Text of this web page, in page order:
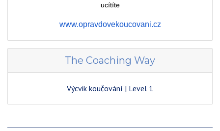
ucítíte
www.opravdovekoucovani.cz
The Coaching Way
Výcvik koučování | Level 1